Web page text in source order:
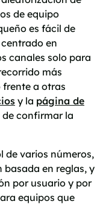
de equipo
es fácil de
en
canales solo para
más
frente a otras
y la página de
confirmar la
de varios números,
en reglas, y
por usuario y por
equipos que